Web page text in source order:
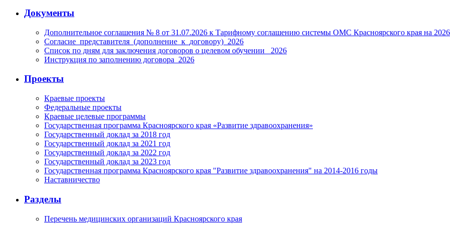
Документы
Дополнительное соглашения № 8 от 31.07.2026 к Тарифному соглашению системы ОМС Красноярского края на
Согласие_представителя_(дополнение_к_договору)_2026
Список по дням для заключения договоров о целевом обучении_ 2026
Инструкция по заполнению договора_2026
Проекты
Краевые проекты
Федеральные проекты
Краевые целевые программы
Государственная программа Красноярского края «Развитие здравоохранения»
Государственный доклад за 2018 год
Государственный доклад за 2021 год
Государственный доклад за 2022 год
Государственный доклад за 2023 год
Государственная программа Красноярского края "Развитие здравоохранения" на 2014-2016 годы
Наставничество
Разделы
Перечень медицинских организаций Красноярского края